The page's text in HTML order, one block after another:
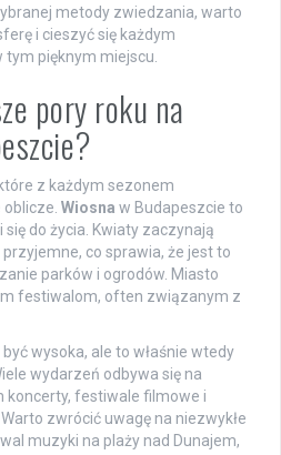
metody zwiedzania, warto
i cieszyć się każdym
pięknym miejscu.
pory roku na
z każdym sezonem
Wiosna w Budapeszcie to
do życia. Kwiaty zaczynają
co sprawia, że jest to
parków i ogrodów. Miasto
festiwalom, often związanym z
wysoka, ale to właśnie wtedy
wydarzeń odbywa się na
koncerty, festiwale filmowe i
zwrócić uwagę na niezwykłe
muzyki na plaży nad Dunajem,